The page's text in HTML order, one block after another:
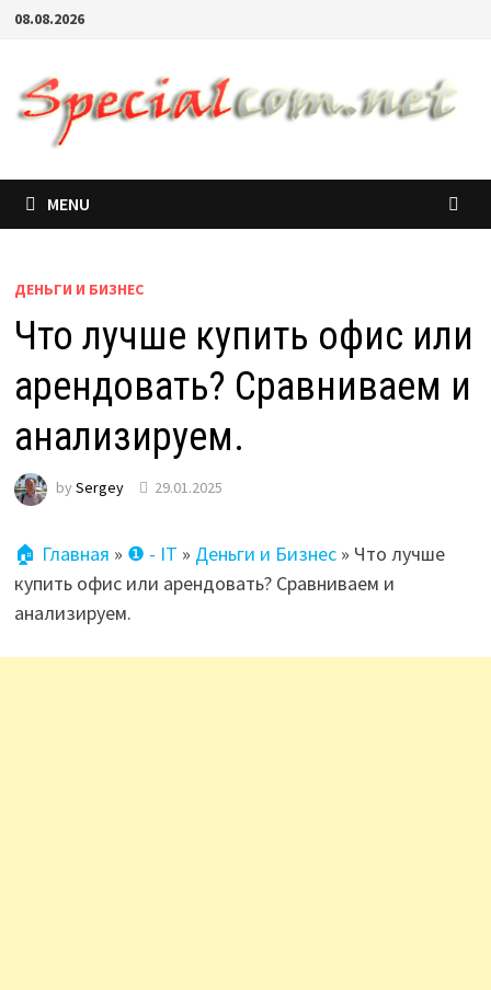
08.08.2026
MENU
ДЕНЬГИ И БИЗНЕС
Что лучше купить офис или
арендовать? Сравниваем и
анализируем.
by Sergey 29.01.2025
🏠 Главная » ❶ - IT » Деньги и Бизнес» Что лучше
купить офис или арендовать? Сравниваем и
анализируем.